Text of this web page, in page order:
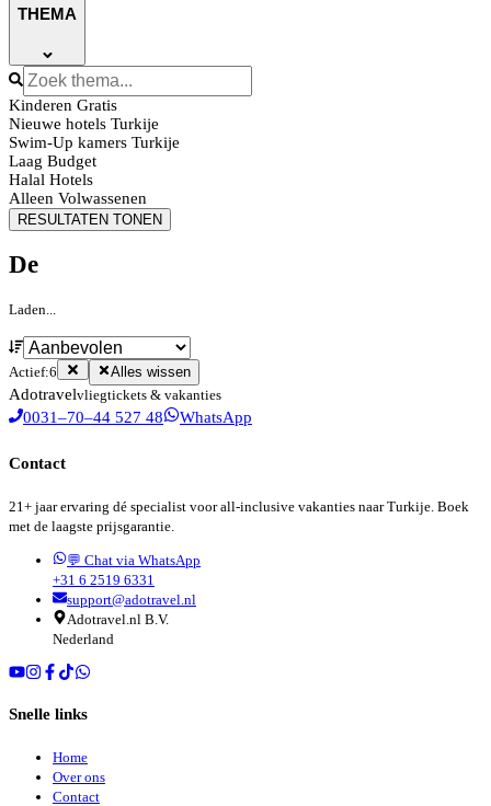
THEMA
Kinderen Gratis
Nieuwe hotels Turkije
Swim-Up kamers Turkije
Laag Budget
Halal Hotels
Alleen Volwassenen
RESULTATEN TONEN
De
Laden...
Actief:6 Alles wissen
Adotravelvliegtickets & vakanties
0031–70–44 527 48 WhatsApp
Contact
21+ jaar ervaring dé specialist voor all-inclusive vakanties naar Turkije. Boek
met de laagste prijsgarantie.
💬 Chat via WhatsApp
+31 6 2519 6331
support@adotravel.nl
Adotravel.nl B.V.
Nederland
Snelle links
Home
Over ons
Contact